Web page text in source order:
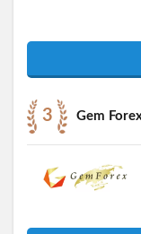
Gem